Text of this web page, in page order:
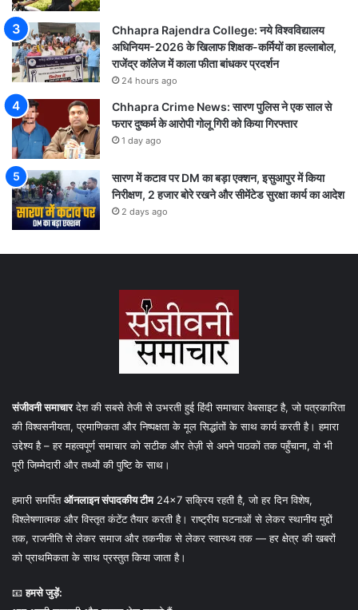
Chhapra Rajendra College: नये विश्वविद्यालय
अधिनियम-2026 के खिलाफ शिक्षक-कर्मियों का हल्लाबोल,
राजेंद्र कॉलेज में काला फीता बांधकर प्रदर्शन
24 hours ago
Chhapra Crime News: सारण पुलिस ने एक साल से
फरार दुष्कर्म के आरोपी गोलू गिरी को किया गिरफ्तार
1 day ago
सारण में कटाव पर DM का बड़ा एक्शन, इसुआपुर में किया
निरीक्षण, 2 हजार बोरे रखने और सीमेंटेड सुरक्षा कार्य का आदेश
2 days ago
संजीवनी समाचारदेश की सबसे तेजी से उभरती हुई हिंदी समाचार वेबसाइट है, जो पत्रकारिता
की विश्वसनीयता, प्रमाणिकता और निष्पक्षता के मूल सिद्धांतों के साथ कार्य करती है। हमारा
उद्देश्य है – हर महत्वपूर्ण समाचार को सटीक और तेज़ी से अपने पाठकों तक पहुँचाना, वो भी
पूरी जिम्मेदारी और तथ्यों की पुष्टि के साथ।
हमारी समर्पितऑनलाइन संपादकीय टीम24×7 सक्रिय रहती है, जो हर दिन विशेष,
विश्लेषणात्मक और विस्तृत कंटेंट तैयार करती है। राष्ट्रीय घटनाओं से लेकर स्थानीय मुद्दों
तक, राजनीति से लेकर समाज और तकनीक से लेकर स्वास्थ्य तक — हर क्षेत्र की खबरों
को प्राथमिकता के साथ प्रस्तुत किया जाता है।
📧हमसे जुड़ें: